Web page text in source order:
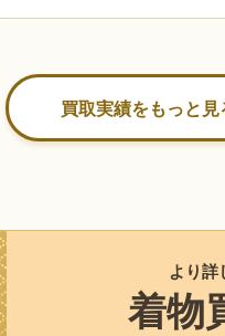
買取実績をもっと見
より詳
着物